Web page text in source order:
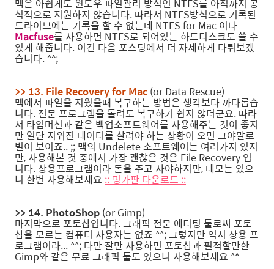
맥은 아쉽게도 윈도우 파일관리 방식인 NTFS를 아직까지 공
식적으로 지원하지 않습니다. 따라서 NTFS방식으로 기록된
드라이브에는 기록을 할 수 없는데 NTFS for Mac 이나
Macfuse를 사용하면 NTFS로 되어있는 하드디스크도 쓸 수
있게 해줍니다. 이건 다음 포스팅에서 더 자세하게 다뤄보겠
습니다. ^^;
>> 13. File Recovery for Mac (or Data Rescue)
맥에서 파일을 지웠을때 복구하는 방법은 생각보다 까다롭습
니다. 전문 프로그램을 돌려도 복구하기 쉽지 않더군요. 따라
서 타임머신과 같은 백업소프트웨어를 사용해주는 것이 좋지
만 일단 지워진 데이터를 살려야 하는 상황이 오면 그야말로
별이 보이죠.. ;; 맥의 Undelete 소프트웨어는 여러가지 있지
만, 사용해본 것 중에서 가장 괜찮은 것은 File Recovery 입
니다. 상용프로그램이라 돈을 주고 사야하지만, 데모는 있으
니 한번 사용해보세요 :: 평가판 다운로드 ::
>> 14. PhotoShop (or Gimp)
마지막으로 포토샵입니다. 그래픽 전문 에디팅 툴로써 포토
샵을 모르는 컴퓨터 사용자는 없죠 ^^; 그렇지만 역시 상용 프
로그램이라... ^^; 다만 잘만 사용하면 포토샵과 필적할만한
Gimp와 같은 무료 그래픽 툴도 있으니 사용해보세요 ^^